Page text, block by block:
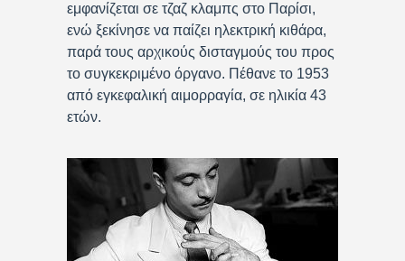
εμφανίζεται σε τζαζ κλαμπς στο Παρίσι,
ενώ ξεκίνησε να παίζει ηλεκτρική κιθάρα,
παρά τους αρχικούς δισταγμούς του προς
το συγκεκριμένο όργανο. Πέθανε το 1953
από εγκεφαλική αιμορραγία, σε ηλικία 43
ετών.